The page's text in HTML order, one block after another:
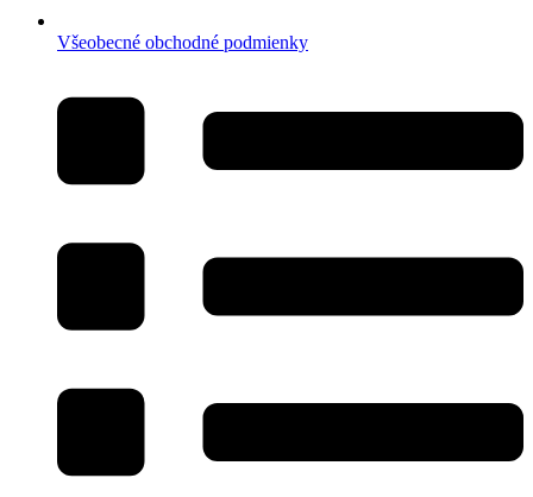
Všeobecné obchodné podmienky